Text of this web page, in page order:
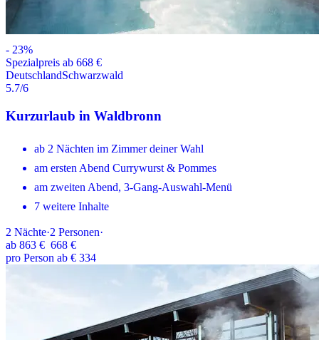
- 23%
Spezialpreis ab 668 €
DeutschlandSchwarzwald
5.7/6
Kurzurlaub in Waldbronn
ab 2 Nächten im Zimmer deiner Wahl
am ersten Abend Currywurst & Pommes
am zweiten Abend, 3-Gang-Auswahl-Menü
7 weitere Inhalte
2 Nächte·2 Personen·
ab 863 € 668 €
pro Person ab € 334